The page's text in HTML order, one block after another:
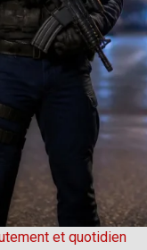
et quotidien